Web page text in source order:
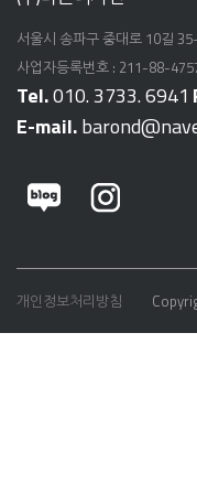
서울시 송파구 중대로 10길
사업자등록번호 : 211-88-
Tel.010. 3733. 6941
E-mail.
개인정보처리방침